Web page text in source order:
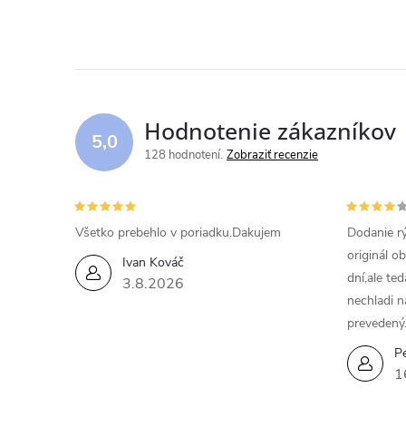
d
a
c
i
e
p
5,0 Hodnotenie zákazníkov
128 hodnotení Zobraziť recenzie
Ivan Kováč
3.8.2026
Všetko prebehlo v poriadku.Dakujem
Dodanie
originál
dní,ale
nechladi
prevedený.